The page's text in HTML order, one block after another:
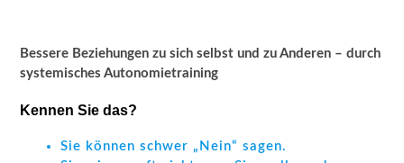
Bessere Beziehungen zu sich selbst und zu Anderen – durch
systemisches Autonomietraining
Kennen Sie das?
Sie können schwer „Nein“ sagen.